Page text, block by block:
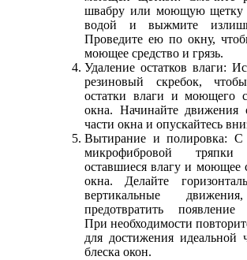
швабру или моющую щетку
водой и выжмите
Проведите ею по окну,
моющее средство и грязь.
Удаление остатков влаги:
резиновый скребок,
остатки влаги и моющего
окна. Начинайте движения
части окна и опускайтесь
Вытирание и полировка:
микрофибровой тряпки
оставшиеся влагу и моющее
окна. Делайте
вертикальные
предотвратить появление
При необходимости
для достижения идеальной
блеска окон.